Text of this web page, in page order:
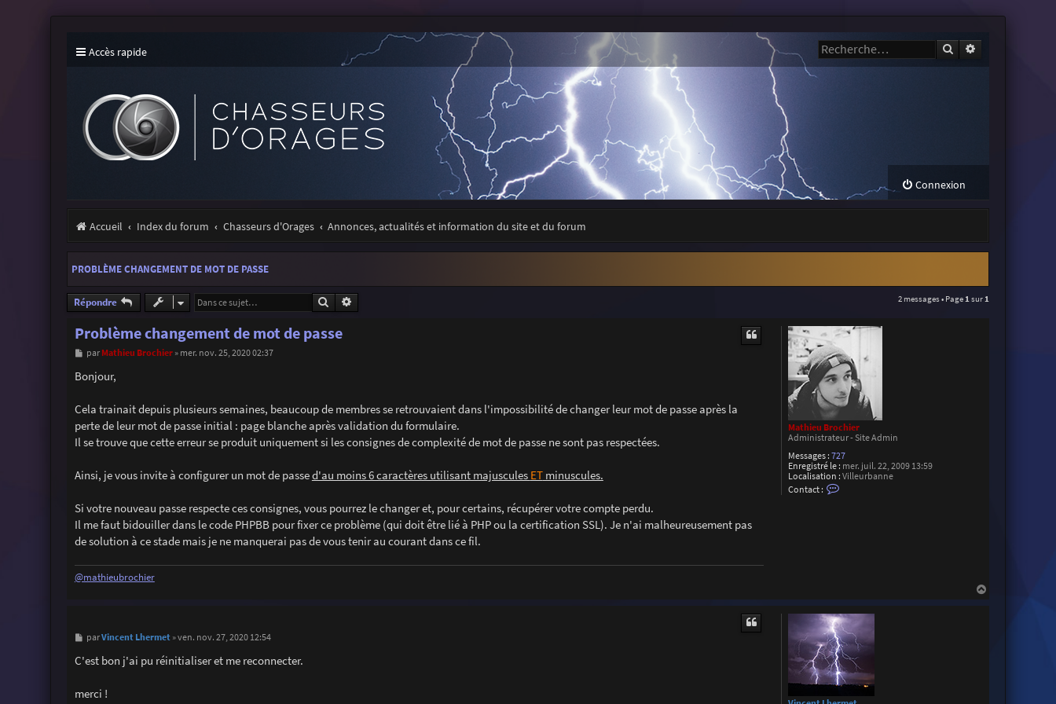
Accès rapide Rechercher
Connexion
Accueil Index du forum Chasseurs d'Orages Annonces, actualités et information du site et du forum
PROBLÈME CHANGEMENT DE MOT DE PASSE
Répondre Rechercher 2 messages • Page 1 sur 1
Mathieu Brochier
Administrateur - Site Admin
Messages : 727
Enregistré le : mer. juil. 22, 2009 13:59
Localisation : Villeurbanne
Contact :
i
e
u
B
r
o
c
h
i
Problème changement de mot de passe
M
s
s
g
e
par Mathieu Brochier» mer. nov. 25, 2020 02:37
Bonjour,
Cela trainait depuis plusieurs semaines, beaucoup de membres se retrouvaient dans l'impossibilité de changer leur mot de passe après la
perte de leur mot de passe initial : page blanche après validation du formulaire.
Il se trouve que cette erreur se produit uniquement si les consignes de complexité de mot de passe ne sont pas respectées.
Ainsi, je vous invite à configurer un mot de passed'au moins 6 caractères utilisant majuscules ETminuscules.
Si votre nouveau passe respecte ces consignes, vous pourrez le changer et, pour certains, récupérer votre compte perdu.
Il me faut bidouiller dans le code PHPBB pour fixer ce problème (qui doit être lié à PHP ou la certification SSL). Je n'ai malheureusement pas
de solution à ce stade mais je ne manquerai pas de vous tenir au courant dans ce fil.
@mathieubrochier
M
s
s
e
parVincent Lhermet»ven. nov. 27, 2020 12:54
C'est bon j'ai pu réinitialiser et me reconnecter.
merci !